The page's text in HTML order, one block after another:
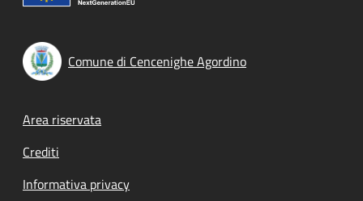
Comune di Cencenighe Agordino
Footer menu
Area riservata
Crediti
Informativa privacy